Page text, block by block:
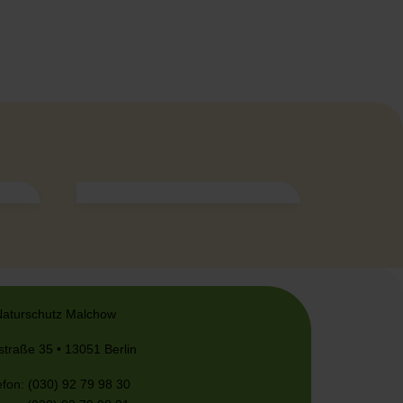
Malchow
35 • 13051 Berlin
(030) 92 79 98 30